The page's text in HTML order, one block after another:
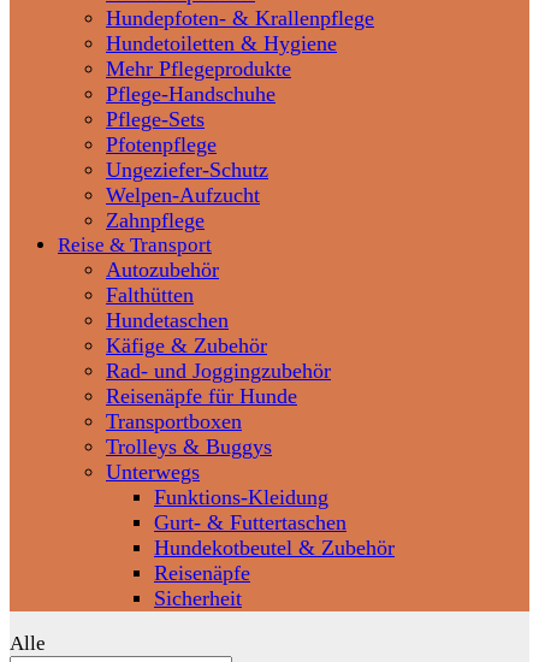
Hundepfoten- & Krallenpflege
Hundetoiletten & Hygiene
Mehr Pflegeprodukte
Pflege-Handschuhe
Pflege-Sets
Pfotenpflege
Ungeziefer-Schutz
Welpen-Aufzucht
Zahnpflege
Reise & Transport
Autozubehör
Falthütten
Hundetaschen
Käfige & Zubehör
Rad- und Joggingzubehör
Reisenäpfe für Hunde
Transportboxen
Trolleys & Buggys
Unterwegs
Funktions-Kleidung
Gurt- & Futtertaschen
Hundekotbeutel & Zubehör
Reisenäpfe
Sicherheit
Alle